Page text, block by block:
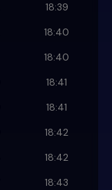
18:39
18:40
18:40
18:41
18:41
18:42
18:42
18:43